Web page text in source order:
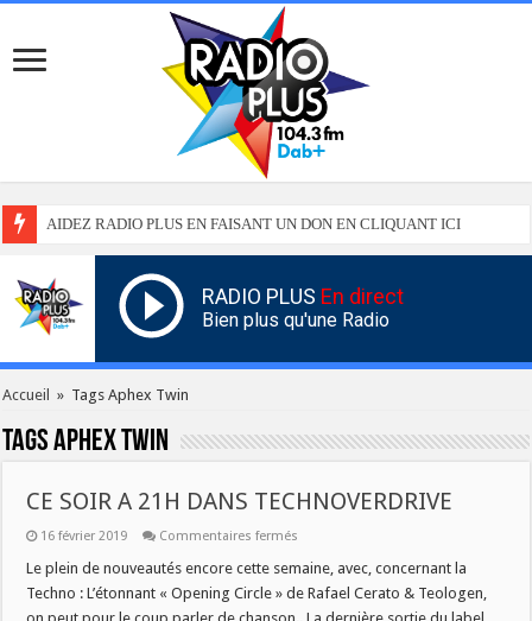
AIDEZ RADIO PLUS EN FAISANT UN DON EN CLIQUANT ICI
RADIO PLUS En direct
Bien plus qu'une Radio
Accueil » Tags Aphex Twin
TagsAphex Twin
CE SOIR A 21H DANS TECHNOVERDRIVE
16 février 2019 Commentaires fermés
SOIR
21H
DANS
Le plein de nouveautés encore cette semaine, avec, concernant la
Techno : L’étonnant « Opening Circle » de Rafael Cerato & Teologen,